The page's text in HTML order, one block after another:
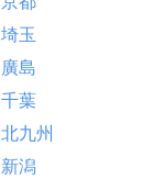
埼玉
廣島
千葉
北九州
新潟